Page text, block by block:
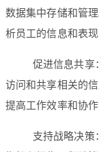
数据集中存储和管
析员工的信息和表
促进信息共享
访问和共享相关的
提高工作效率和协作
支持战略决策